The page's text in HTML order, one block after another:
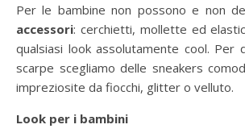
Per le bambine non possono e non
accessori: cerchietti, mollette ed
qualsiasi look assolutamente cool. Per
scarpe scegliamo delle sneakers
impreziosite da fiocchi, glitter o velluto.
Look per i bambini